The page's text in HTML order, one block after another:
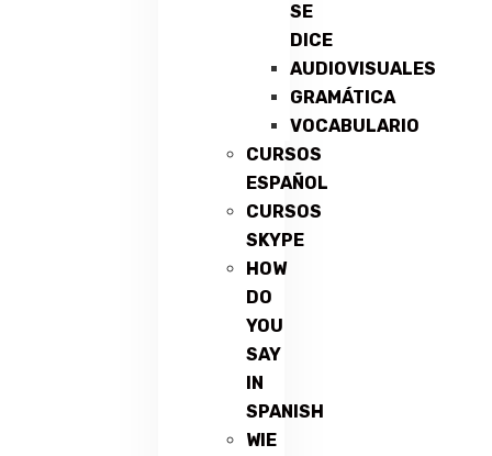
SE
DICE
AUDIOVISUALES
GRAMÁTICA
VOCABULARIO
CURSOS
ESPAÑOL
CURSOS
SKYPE
HOW
DO
YOU
SAY
IN
SPANISH
WIE